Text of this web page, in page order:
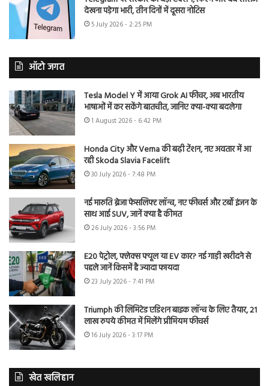
देखना पड़ेगा भारी, तीन दिनों में दूसरा नोटिस
5 July 2026 - 2:25 PM
ऑटो जगत
Tesla Model Y में आया Grok AI फीचर, अब भारतीय
भाषाओं में कर सकेंगे बातचीत, जानिए क्या-क्या बदलेगा
1 August 2026 - 6:42 PM
Honda City और Verna की बढ़ी टेंशन, नए अवतार में आ
रही Skoda Slavia Facelift
30 July 2026 - 7:48 PM
नई मारुति ब्रेजा फेसलिफ्ट लॉन्च, नए फीचर्स और टर्बो इंजन के
साथ आई SUV, जानें क्या है कीमत
26 July 2026 - 3:56 PM
E20 पेट्रोल, फ्लेक्स फ्यूल या EV कार? नई गाड़ी खरीदने से
पहले जानें किसमें है ज्यादा फायदा
23 July 2026 - 7:41 PM
Triumph की लिमिटेड एडिशन बाइक लॉन्च के लिए तैयार, 21
लाख रुपये कीमत में मिलेंगे प्रीमियम फीचर्स
16 July 2026 - 3:17 PM
खेत खलिहान